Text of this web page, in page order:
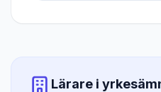
Lärare i